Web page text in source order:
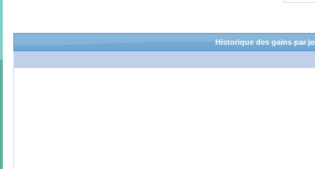
Historique des gains par